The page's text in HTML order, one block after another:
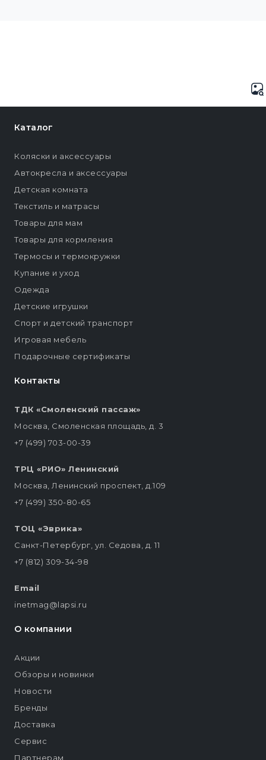
Контакты
ТДК «Смоленский пассаж»
Москва, Смоленская площадь, д. 3
+7 (499) 703-00-39
ТРЦ «РИО» Ленинский
Москва, Ленинский проспект, д.109
+7 (499) 350-80-65
ТОЦ «Эврика»
Санкт-Петербург, ул. Седова, д. 11
+7 (812) 309-34-98
Email
inetmag@lapsi.ru
Каталог
Коляски и аксессуары
Автокресла и аксессуары
Детская комната
Текстиль и матрасы
Товары для мам
Товары для кормления
Термосы и термокружки
Купание и уход
Одежда
Детские игрушки
Спорт и детский транспорт
Игровая мебель
Подарочные сертификаты
О компании
Акции
Обзоры и новинки
Новости
Бренды
Доставка
Сервис
Партнерам